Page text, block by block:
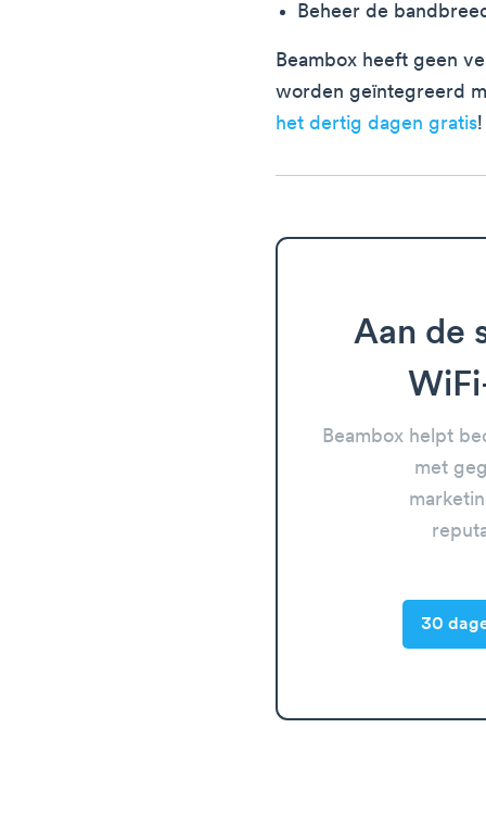
Beheer de
Beambox heeft geen
worden geïntegreerd
het dertig dagen gratis!
Aan de
Beambox helpt
met
30